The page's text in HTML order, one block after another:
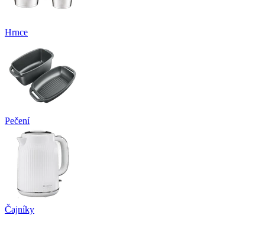
Hrnce
Pečení
Čajníky